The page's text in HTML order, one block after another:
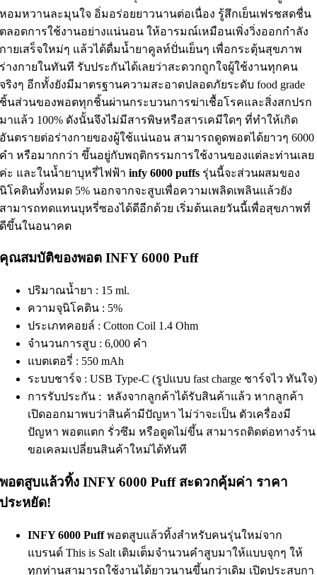
หอมหวานละมุนใจ อิ่มอร่อยยาวนานต่อเนื่อง รู้สึกเย็นเฟรชสดชื่น
ตลอดการใช้งานอย่างแน่นอน ให้อารมณ์เหมือนเพิ่งวิ่งออกกำลัง
กายเสร็จใหม่ๆ แล้วได้ดื่มน้ำยาคูลท์ปั่นเย็นๆ เพื่อกระตุ้นสุขภาพ
ร่างกายในทันที รับประกันได้เลยว่าสะดวกถูกใจผู้ใช้งานทุกคน
จริงๆ อีกทั้งยังมีมาตรฐานความสะอาดปลอดภัยระดับ food grade
ชิ้นส่วนของพอตทุกชิ้นผ่านกระบวนการฆ่าเชื้อโรคและสิ่งสกปรก
มาแล้ว 100% ดังนั้นจึงไม่มีสารพิษหรือสารเคมีใดๆ ที่ทำให้เกิด
อันตรายต่อร่างกายของผู้ใช้แน่นอน สามารถดูดพอตได้ยาวๆ 6000
คำ หรือมากกว่า ขึ้นอยู่กับพฤติกรรมการใช้งานของแต่ละท่านเลย
ค่ะ และในน้ำยาบุหรี่ไฟฟ้าinfy 6000 puffs รุ่นนี้จะส่วนผสมของ
นิโคตินทั้งหมด 5% นอกจากจะสูบเพื่อความเพลิดเพลินแล้วยัง
สามารถทดแทนบุหรี่ซองได้ดีอีกด้วย เริ่มต้นเลยวันนี้เพื่อสุขภาพที่
ดีขึ้นในอนาคต
คุณสมบัติของพอต INFY 6000 Puff
ปริมาณน้ำยา : 15 ml.
ความจุนิโคติน : 5%
ประเภทคอยล์ : Cotton Coil 1.4 Ohm
จำนวนการสูบ : 6,000 คำ
แบตเตอรี่ : 550 mAh
ระบบชาร์จ : USB Type-C (รูปแบบ fast charge ชาร์จไว ทันใจ)
การรับประกัน : หลังจากลูกค้าได้รับสินค้าแล้ว หากลูกค้า
เปิดออกมาพบว่าสินค้ามีปัญหา ไม่ว่าจะเป็น ตัวเครื่องมี
ปัญหา พอตแตก รั่วซึม หรือดูดไม่ขึ้น สามารถติดต่อทางร้าน
ขอเคลมเปลี่ยนสินค้าใหม่ได้ทันที
พอตสูบแล้วทิ้ง INFY 6000 Puff สะดวกคุ้มค่า ราคา
ประหยัด!
INFY 6000 Puffพอตสูบแล้วทิ้งสำหรับคนรุ่นใหม่จาก
แบรนด์ This is Salt เติมเต็มจำนวนคำสูบมาให้แบบจุกๆ ให้
ทุกท่านสามารถใช้งานได้ยาวนานขึ้นกว่าเดิม เปิดประสบกา